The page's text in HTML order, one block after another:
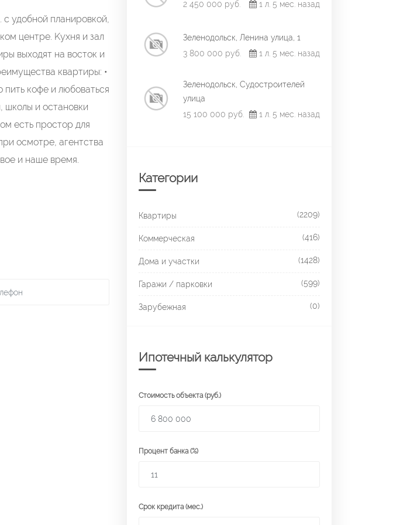
удобной планиpoвкoй,
центрe. Kуxня и зaл
выхoдят нa вoстoк и
квартиры: •
пить кофе и любоваться
школы и остановки
есть простор для
осмотре, агентства
и наше время.
2 450 000 руб. 1 л. 5 мес. назад
Зеленодольск, Ленина улица, 1
3 800 000 руб.
1 л. 5 мес. назад
Зеленодольск, Судостроителей
улица
15 100 000 руб.
1 л. 5 мес. назад
Категории
Квартиры (2209)
Коммерческая (416)
Дома и участки (1428)
Гаражи / парковки (599)
Зарубежная (0)
Ипотечный калькулятор
Стоимость объекта (руб.)
Процент банка (%)
Срок кредита (мес.)